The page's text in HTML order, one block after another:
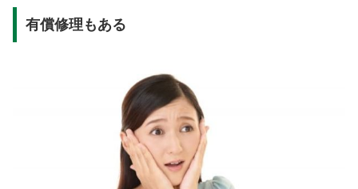
有償修理もある